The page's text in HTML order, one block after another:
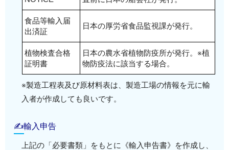
食品等輸入届
出済証
日本の厚労省食品監視課が発行。
植物検査合格
証明書
日本の農水省植物防疫所が発行。※植
物防疫法に該当する場合。
※製造工程表及び原材料表は、製造工場の情報を元に輸
入者が作成しても良いです。
✍輸入申告
上記の「必要書類」をもとに《輸入申告書》を作成し、